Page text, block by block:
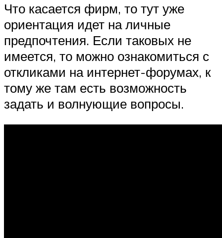
Что касается фирм, то тут уже
ориентация идет на личные
предпочтения. Если таковых не
имеется, то можно ознакомиться с
откликами на интернет-форумах, к
тому же там есть возможность
задать и волнующие вопросы.